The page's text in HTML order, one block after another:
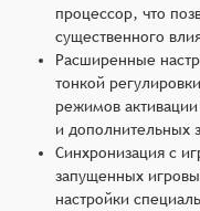
процессор, что
существенного
Расширенные
тонкой
режимов
и дополнительных
Синхронизация с
запущенных
настройки